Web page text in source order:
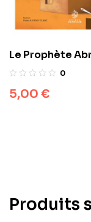
Le Prophète
0
5,00 €
Produits